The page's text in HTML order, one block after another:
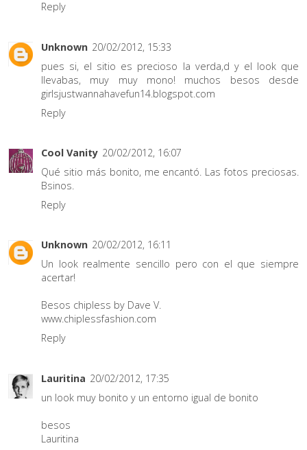
Reply
Unknown 20/02/2012, 15:33
pues si, el sitio es precioso la verda,d y el look que
llevabas, muy muy mono! muchos besos desde
girlsjustwannahavefun14.blogspot.com
Reply
Cool Vanity 20/02/2012, 16:07
Qué sitio más bonito, me encantó. Las fotos preciosas.
Bsinos.
Reply
Unknown 20/02/2012, 16:11
Un look realmente sencillo pero con el que siempre
acertar!
Besos chipless by Dave V.
www.chiplessfashion.com
Reply
Lauritina 20/02/2012, 17:35
un look muy bonito y un entorno igual de bonito
besos
Lauritina